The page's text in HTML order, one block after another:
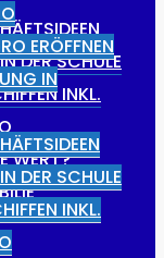
DER SCHULE
INKL.
WERT?
ERÖFFNEN
IN
DER SCHULE
INKL.